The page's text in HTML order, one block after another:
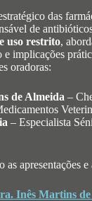
das
de
uso restrito,
implicações
oradoras:
de Almeida –
– Especialista
apresentações e
Inês Martins